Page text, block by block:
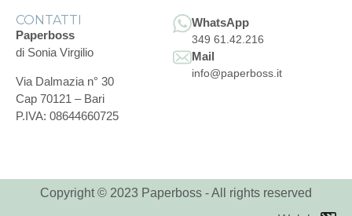
CONTATTI
Paperboss
di Sonia Virgilio
Via Dalmazia n° 30
Cap 70121 – Bari
P.IVA: 08644660725
WhatsApp
349 61.42.216
Mail
info@paperboss.it
Copyright © 2023 Paperboss - All rights reserved